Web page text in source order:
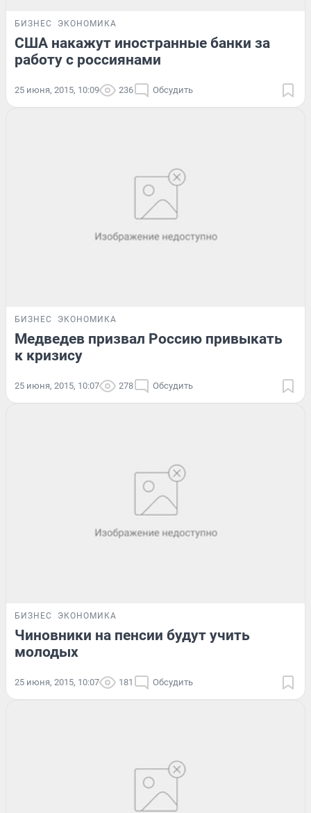
БИЗНЕС ЭКОНОМИКА
США накажут иностранные банки за
работу с россиянами
25 июня, 2015, 10:09 236 Обсудить
БИЗНЕС ЭКОНОМИКА
Медведев призвал Россию привыкать
к кризису
25 июня, 2015, 10:07 278 Обсудить
БИЗНЕС ЭКОНОМИКА
Чиновники на пенсии будут учить
молодых
25 июня, 2015, 10:07 181 Обсудить